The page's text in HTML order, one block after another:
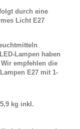
durch eine
Licht E27
Lampen haben
empfehlen die
E27 mit 1-
kg inkl.